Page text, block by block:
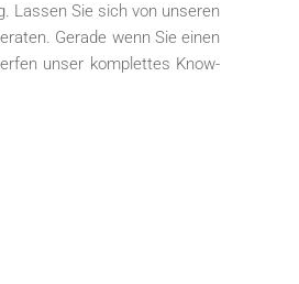
Lassen Sie sich von unseren
Gerade wenn Sie einen
unser komplettes Know-